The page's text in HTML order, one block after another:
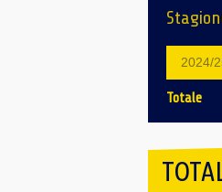
2024/
Totale